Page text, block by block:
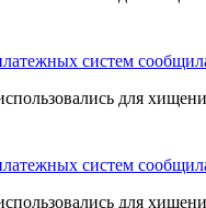
систем
для
систем
для